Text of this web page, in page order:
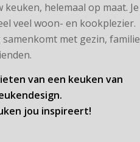
helemaal op maat. Je
veel woon- en kookplezier.
met gezin, familie
van een keuken van
jou inspireert!